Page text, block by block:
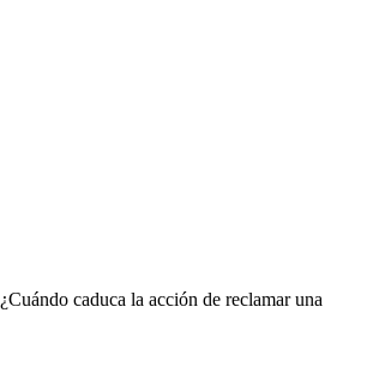
¿Cuándo caduca la acción de reclamar una